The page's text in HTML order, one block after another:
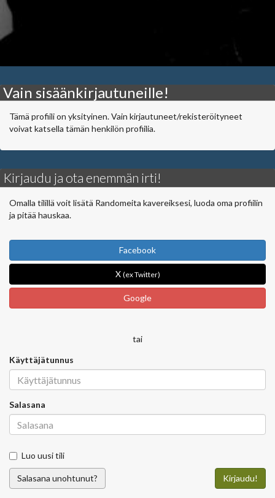
Vain sisäänkirjautuneille!
Tämä profiili on yksityinen. Vain kirjautuneet/rekisteröityneet
voivat katsella tämän henkilön profiilia.
Kirjaudu ja ota enemmän irti!
Omalla tilillä voit lisätä Randomeita kavereiksesi, luoda oma profiilin
ja pitää hauskaa.
Facebook
X (ex Twitter)
Google
tai
Käyttäjätunnus
Salasana
Luo uusi tili
Salasana unohtunut? Kirjaudu!